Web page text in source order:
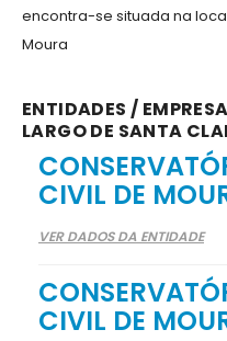
encontra-se situada na
Moura
ENTIDADES /
LARGO DE SANTA
CIVIL DE
VER DADOS DA ENTIDADE
CIVIL DE